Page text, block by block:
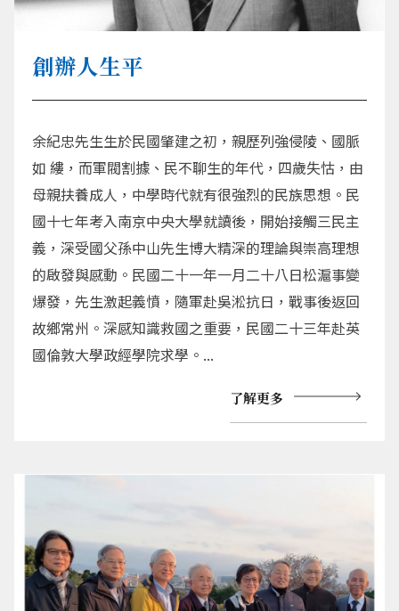
創辦人生平
余紀忠先生生於民國肇建之初，親歷列強侵陵、國脈
如 縷，而軍閥割據、民不聊生的年代，四歲失怙，由
母親扶養成人，中學時代就有很強烈的民族思想。民
國十七年考入南京中央大學就讀後，開始接觸三民主
義，深受國父孫中山先生博大精深的理論與崇高理想
的啟發與感動。民國二十一年一月二十八日松滬事變
爆發，先生激起義憤，隨軍赴吳淞抗日，戰事後返回
故鄉常州。深感知識救國之重要，民國二十三年赴英
國倫敦大學政經學院求學。...
了解更多